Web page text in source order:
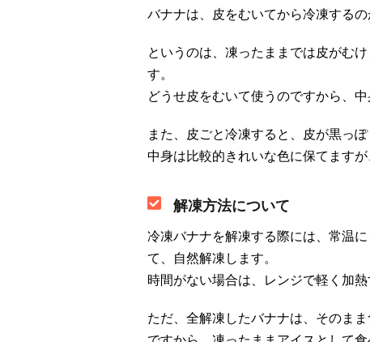
バナナは、皮をむいてから冷凍するの
というのは、凍ったままでは皮がむ
す。
どうせ皮をむいて使うのですから、
また、皮ごと冷凍すると、皮が黒っ
中身は比較的きれいな色に保てます
解凍方法について
冷凍バナナを解凍する際には、常温
て、自然解凍します。
時間がない場合は、レンジで軽く加熱
ただ、全解凍したバナナは、そのま